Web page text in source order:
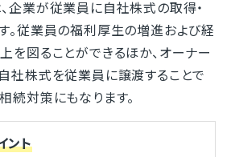
企業が従業員に自社株式の取得・
。従業員の福利厚生の増進および経
を図ることができるほか、オーナー
社株式を従業員に譲渡することで
続対策にもなります。
ント